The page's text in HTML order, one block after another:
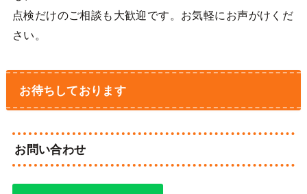
点検だけのご相談も大歓迎です。お気軽にお声がけくだ
さい。
お待ちしております
お問い合わせ